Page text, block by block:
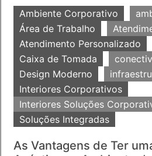
Ambiente Corporativo
Área de Trabalho
Atendimento Personalizado
Caixa de Tomada
Design Moderno
Interiores Corporativos
Interiores Soluções
Soluções Integradas
As Vantagens de Ter